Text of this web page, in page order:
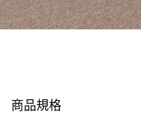
商品規格